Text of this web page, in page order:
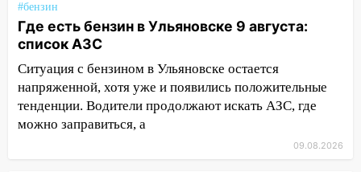
15:04
Фоторепортаж с улиц Ульяновска
после шторма: поваленные деревья и
затопленные улицы
14:28 Ураган вырвал остановку на улице
Деева в Заволжье
14:26
Жители Ульяновска сами
#бензин
Где есть бензин в Ульяновске 9 августа:
список АЗС
Ситуация с бензином в Ульяновске остается
напряженной, хотя уже и появились положительные
тенденции. Водители продолжают искать АЗС, где
можно заправиться, а
09.08.2026